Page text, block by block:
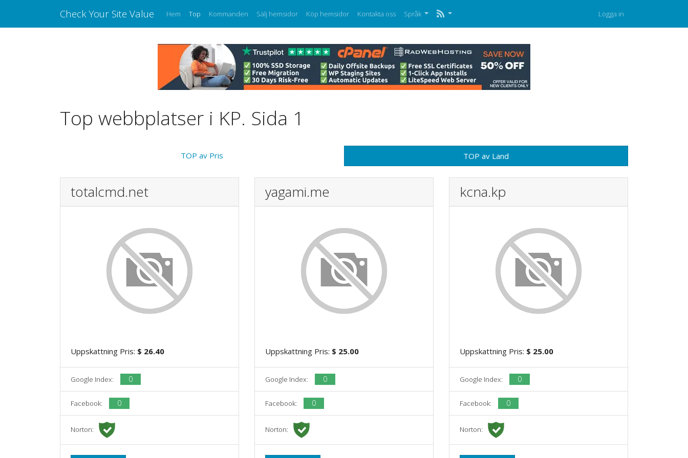
Check Your Site Value Hem Top Kommanden Sälj hemsidor Köp hemsidor Kontakta oss Språk Logga in
Top webbplatser i KP. Sida 1
TOP av Pris TOP av Land
totalcmd.net
Uppskattning Pris: $ 26.40
Google Index: 0
Facebook: 0
Norton:
yagami.me
Uppskattning Pris: $ 25.00
Google Index: 0
Facebook: 0
Norton:
kcna.kp
Uppskattning Pris: $ 25.00
Google Index: 0
Facebook: 0
Norton: